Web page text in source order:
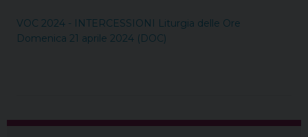
VOC 2024 - INTERCESSIONI Liturgia delle Ore
Domenica 21 aprile 2024 (DOC)